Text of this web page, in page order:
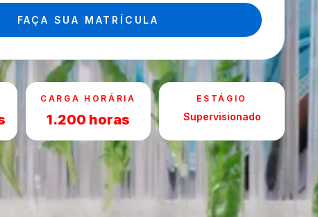
FAÇA SUA MATRÍCULA
CARGA HORÁRIA
1.200 horas
ESTÁGIO
Supervisionado